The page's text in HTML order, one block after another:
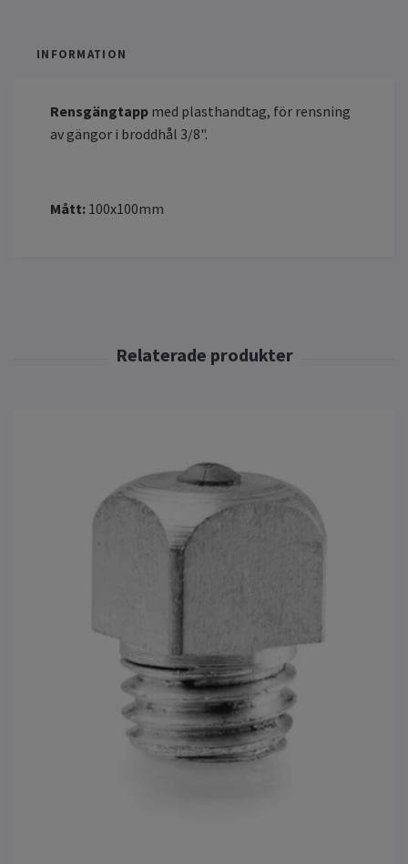
INFORMATION
Rensgängtapp med plasthandtag, för rensning
av gängor i broddhål 3/8".
Mått: 100x100mm